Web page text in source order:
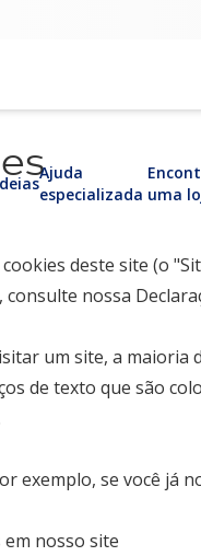
Ajuda
especializada uma
deste site (o
nossa
um site, a
de texto que são
exemplo, se você já
nosso site